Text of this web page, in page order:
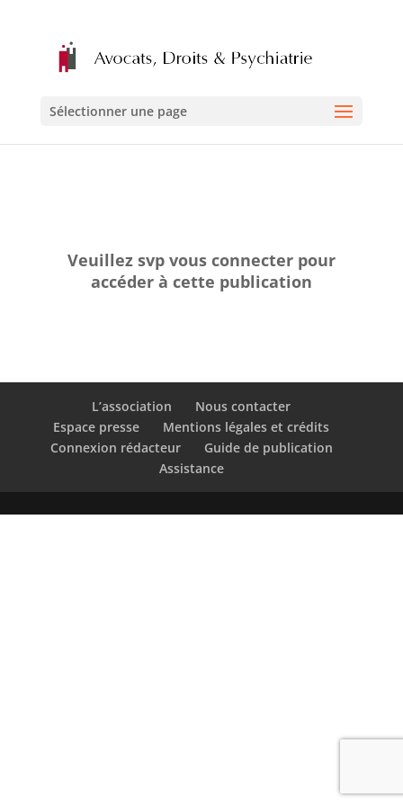
Sélectionner une page
Veuillez svp vous connecter pour
accéder à cette publication
L’association
Nous contacter
Espace presse
Mentions légales et crédits
Connexion rédacteur
Guide de publication
Assistance